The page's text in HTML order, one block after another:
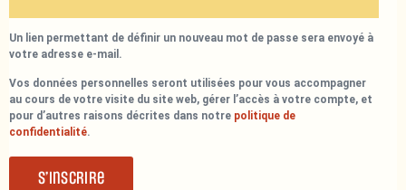
Un lien permettant de définir un nouveau mot de passe sera envoyé à
votre adresse e-mail.
Vos données personnelles seront utilisées pour vous accompagner
au cours de votre visite du site web, gérer l’accès à votre compte, et
pour d’autres raisons décrites dans notre politique de
confidentialité.
S’inscrire